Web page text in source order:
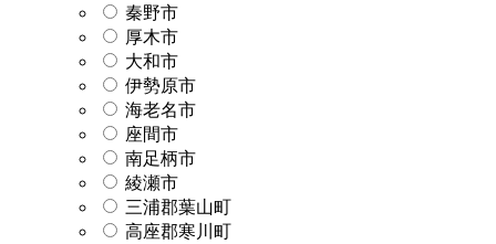
秦野市
厚木市
大和市
伊勢原市
海老名市
座間市
南足柄市
綾瀬市
三浦郡葉山町
高座郡寒川町